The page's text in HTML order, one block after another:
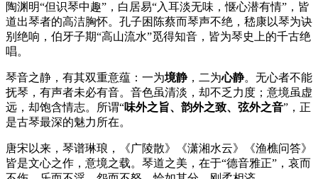
陶渊明“但识琴中趣”，白居易“入耳淡无味，惬心潜有情”，皆
道出琴者的高洁胸怀。孔子困陈蔡而琴声不绝，嵇康以琴为诀
别绝响，伯牙子期“高山流水”觅得知音，皆为琴史上的千古绝
唱。
琴音之静，有其双重意蕴：一为境静，二为心静。无心者不能
抚琴，有声者未必有音。音色虽清淡，却不乏力度；意境虽虚
远，却饱含情志。所谓“味外之旨、韵外之致、弦外之音”，正
是古琴最深的魅力所在。
唐宋以来，琴谱琳琅，《广陵散》《潇湘水云》《渔樵问答》
皆是文心之作，意境之载。琴道之美，在于“德音雅正”，哀而